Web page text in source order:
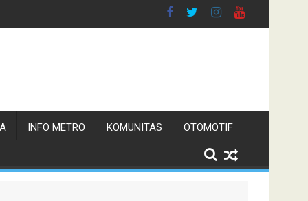
INFO METRO KOMUNITAS OTOMOTIF